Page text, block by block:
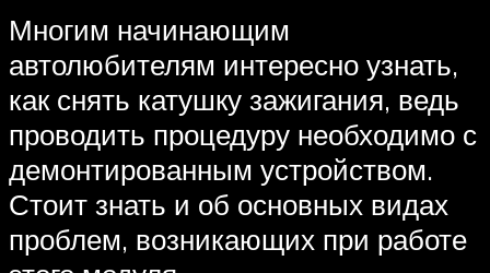
Многим начинающим
автолюбителям интересно узнать,
как снять катушку зажигания, ведь
проводить процедуру необходимо с
демонтированным устройством.
Стоит знать и об основных видах
проблем, возникающих при работе